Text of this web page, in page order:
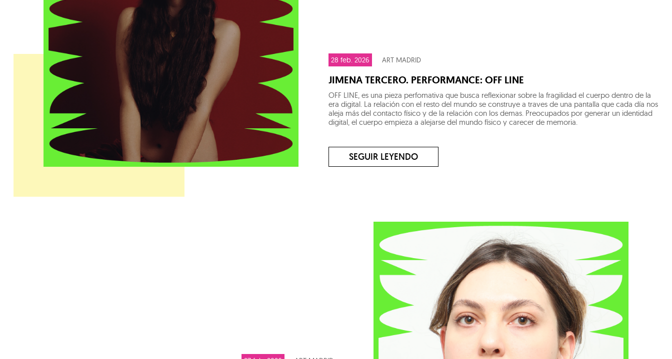
28 feb. 2026 ART MADRID
JIMENA TERCERO. PERFORMANCE: OFF LINE
OFF LINE, es una pieza perfomativa que busca reflexionar sobre la fragilidad el cuerpo dentro de la
era digital. La relación con el resto del mundo se construye a traves de una pantalla que cada día nos
aleja más del contacto físico y de la relación con los demas. Preocupados por generar un identidad
digital, el cuerpo empieza a alejarse del mundo físico y carecer de memoria.
SEGUIR LEYENDO